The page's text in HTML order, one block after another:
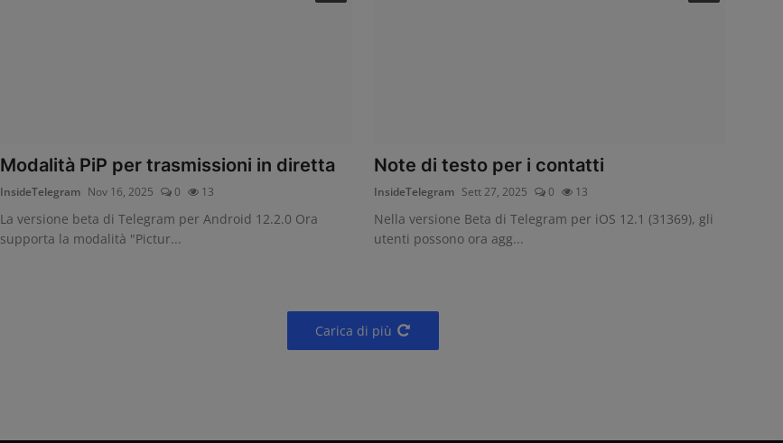
Modalità PiP per trasmissioni in diretta
InsideTelegram Nov 16, 2025 0 13
La versione beta di Telegram per Android 12.2.0 Ora
supporta la modalità "Pictur...
Note di testo per i contatti
InsideTelegram Sett 27, 2025 0 13
Nella versione Beta di Telegram per iOS 12.1 (31369), gli
utenti possono ora agg...
Carica di più